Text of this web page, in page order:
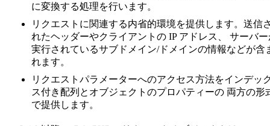
に変換する処理を行います。
リクエストに関連する内省的環境を提供します。送信
れたヘッダーやクライアントの IP アドレス、 サーバー
実行されているサブドメイン/ドメインの情報などが含
れます。
リクエストパラメーターへのアクセス方法をインデッ
ス付き配列とオブジェクトのプロパティーの 両方の形
で提供します。